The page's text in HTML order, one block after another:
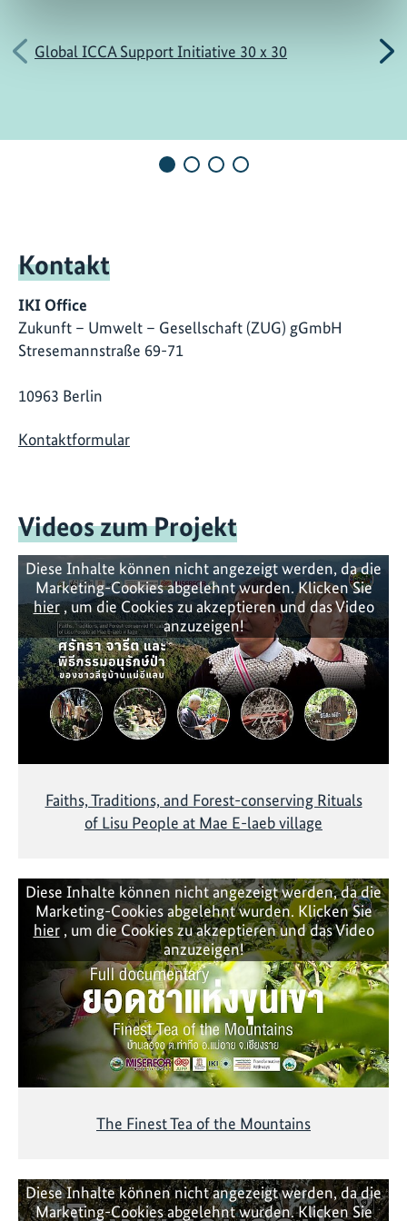
Vorherige
Global ICCA Support Initiative 30 x 30
Kontakt
IKI Office
Zukunft – Umwelt – Gesellschaft (ZUG) gGmbH
Stresemannstraße 69-71
10963 Berlin
Kontaktformular
Videos zum Projekt
Diese Inhalte können nicht angezeigt werden, da die
Marketing-Cookies abgelehnt wurden. Klicken Sie
hier, um die Cookies zu akzeptieren und das Video
anzuzeigen!
Faiths, Traditions, and Forest-conserving Rituals
of Lisu People at Mae E-laeb village
Diese Inhalte können nicht angezeigt werden, da die
Marketing-Cookies abgelehnt wurden. Klicken Sie
hier, um die Cookies zu akzeptieren und das Video
anzuzeigen!
The Finest Tea of the Mountains
Diese Inhalte können nicht angezeigt werden, da die
Marketing-Cookies abgelehnt wurden. Klicken Sie